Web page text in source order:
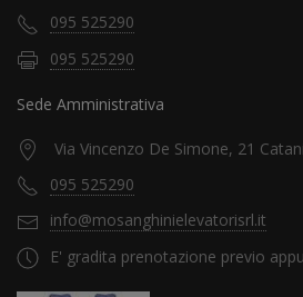
095 525290
095 525290
Sede Amministrativa
Via Vincenzo De Simone, 21
095 525290
info@mosanghinielevatorisrl.it
E' gradita prenotazione previo